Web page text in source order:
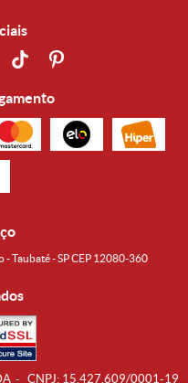
Taubaté - SP CEP 12080-360
CNPJ: 15.427.609/0001-19